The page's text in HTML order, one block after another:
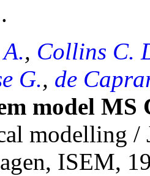
, Collins C.
G., de
model
modelling /
ISEM,